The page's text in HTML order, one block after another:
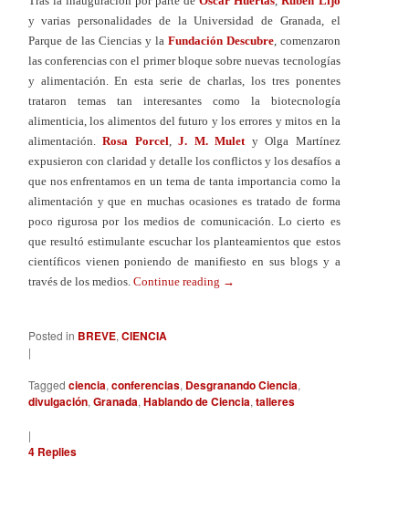
y varias personalidades de la Universidad de Granada, el
Parque de las Ciencias y la Fundación Descubre, comenzaron
las conferencias con el primer bloque sobre nuevas tecnologías
y alimentación. En esta serie de charlas, los tres ponentes
trataron temas tan interesantes como la biotecnología
alimenticia, los alimentos del futuro y los errores y mitos en la
alimentación.Rosa Porcel,J. M. Mulety Olga Martínez
expusieron con claridad y detalle los conflictos y los desafíos a
que nos enfrentamos en un tema de tanta importancia como la
alimentación y que en muchas ocasiones es tratado de forma
poco rigurosa por los medios de comunicación. Lo cierto es
que resultó estimulante escuchar los planteamientos que estos
científicos vienen poniendo de manifiesto en sus blogs y a
través de los medios. Continue reading →
Posted in BREVE, CIENCIA
|
Tagged ciencia, conferencias, Desgranando Ciencia,
divulgación, Granada, Hablando de Ciencia, talleres
|
4Replies